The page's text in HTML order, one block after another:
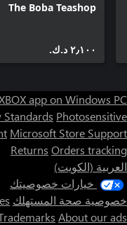
The Boba Teashop
٢٫١٠٠ د.ك.‏
app on Windows PC
Photosensitive
Microsoft Store Support
Returns Orders tracking
العربية (الكويت)
خيارات خصوصيتك
خصوصية صحة المستهلك
About our ads